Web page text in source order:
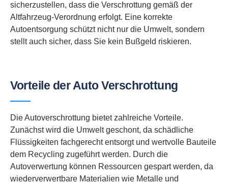
sicherzustellen, dass die Verschrottung gemäß der
Altfahrzeug-Verordnung erfolgt. Eine korrekte
Autoentsorgung schützt nicht nur die Umwelt, sondern
stellt auch sicher, dass Sie kein Bußgeld riskieren.
Vorteile der Auto Verschrottung
Die Autoverschrottung bietet zahlreiche Vorteile.
Zunächst wird die Umwelt geschont, da schädliche
Flüssigkeiten fachgerecht entsorgt und wertvolle Bauteile
dem Recycling zugeführt werden. Durch die
Autoverwertung können Ressourcen gespart werden, da
wiederverwertbare Materialien wie Metalle und